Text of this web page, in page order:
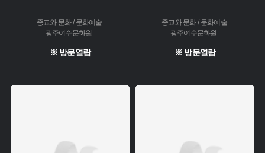
종교와 문화 / 문화예술
광주여수문화원
※ 방문열람
종교와 문화 / 문화예술
광주여수문화원
※ 방문열람